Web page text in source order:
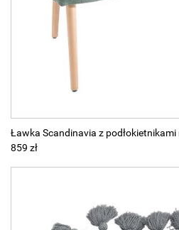
Ławka Scandinavia z podłokietnikami
859 zł